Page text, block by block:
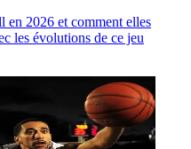
en 2026 et comment elles
les évolutions de ce jeu